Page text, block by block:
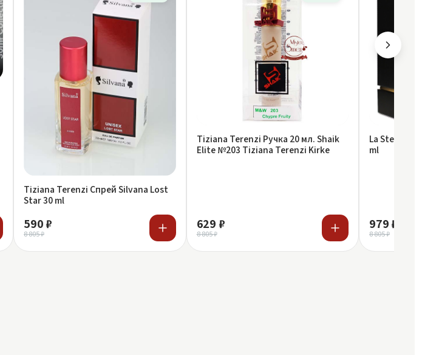
Tiziana Terenzi Спрей Silvana Lost
Star 30 ml
590 ₽
8 805 ₽
Tiziana Terenzi Ручка 20 мл. Shaik
Elite №203 Tiziana Terenzi Kirke
629 ₽
8 805 ₽
La Stee -
ml
979 ₽
8 805 ₽